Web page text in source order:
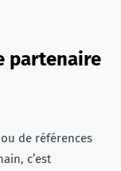
partenaire
de références
c’est